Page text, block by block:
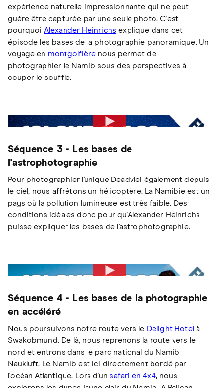
expérience naturelle impressionnante qui ne peut
guère être capturée par une seule photo. C'est
pourquoi Alexander Heinrichs explique dans cet
épisode les bases de la photographie panoramique. Un
voyage en montgolfièrenous permet de
photographier le Namib sous des perspectives à
couper le souffle.
Séquence 3 - Les bases de
l'astrophotographie
Pour photographier l'unique Deadvlei également depuis
le ciel, nous affrétons un hélicoptère. La Namibie est un
pays où la pollution lumineuse est très faible. Des
conditions idéales donc pour qu'Alexander Heinrichs
puisse expliquer les bases de l'astrophotographie.
Séquence 4 - Les bases de la photographie
en accéléré
Nous poursuivons notre route vers le Delight Hotel à
Swakobmund. De là, nous reprenons la route vers le
nord et entrons dans le parc national du Namib
Naukluft. Le Namib est ici directement bordé par
l'océan Atlantique. Lors d'un safari en 4x4, nous